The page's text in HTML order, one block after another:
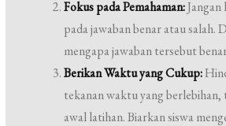
Fokus pada Pemahaman:
pada jawaban benar atau salah.
mengapa jawaban tersebut
Berikan Waktu yang Cukup:
tekanan waktu yang
awal latihan. Biarkan siswa